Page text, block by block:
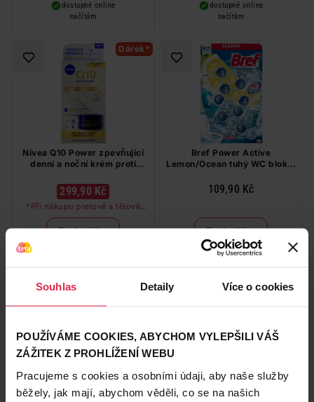
Souhlas Detaily Více o cookies
POUŽÍVÁME COOKIES, ABYCHOM VYLEPŠILI VÁŠ
ZÁŽITEK Z PROHLÍŽENÍ WEBU
Pracujeme s cookies a osobními údaji, aby naše služby
běžely, jak mají, abychom věděli, co se na našich
dostupné online
načítám
dostupné online
načítám
Dárek*
Nivea Q10 Power zpevňující
denní a noční krém proti
299,90 Kč
*Při nákupu pleťové a tělové
péče značky Nivea a Labello v
hodnotě nad 249 Kč dostanete
Do košíku
Bref Power Active
Lemon/Ocean tuhý WC blok 4
109,90 Kč
Do košíku
27,48 Kč/ks